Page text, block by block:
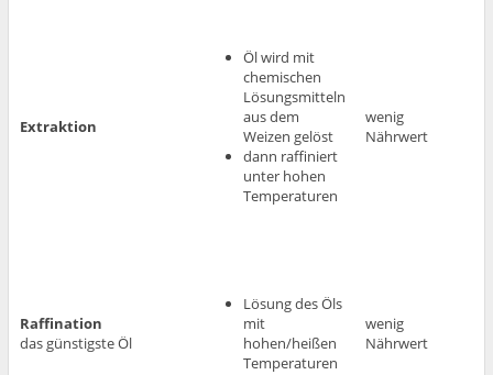
Extraktion
Öl wird mit
chemischen
Lösungsmitteln
aus dem
Weizen gelöst
dann raffiniert
unter hohen
Temperaturen
wenig
Nährwert
Raffination
das günstigste Öl
Lösung des Öls
mit
hohen/heißen
Temperaturen
wenig
Nährwert